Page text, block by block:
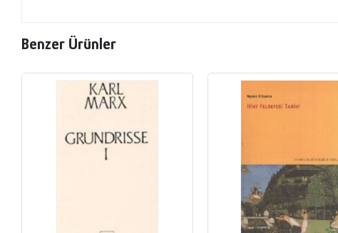
Benzer Ürünler